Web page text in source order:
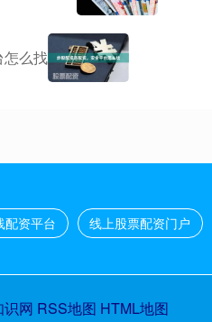
怎么找
配资平台 线上股票配资门户
识网 RSS地图 HTML地图